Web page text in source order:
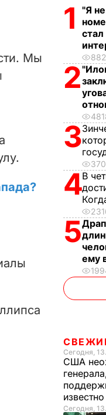
Мы
1
"Я
2
3
4В
5
ему
Сегодня,
США
известно
Сегодня,